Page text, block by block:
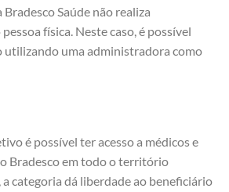
Saúde não realiza
física. Neste caso, é possível
utilizando uma administradora como
é possível ter acesso a médicos e
Bradesco em todo o território
a categoria dá liberdade ao beneficiário